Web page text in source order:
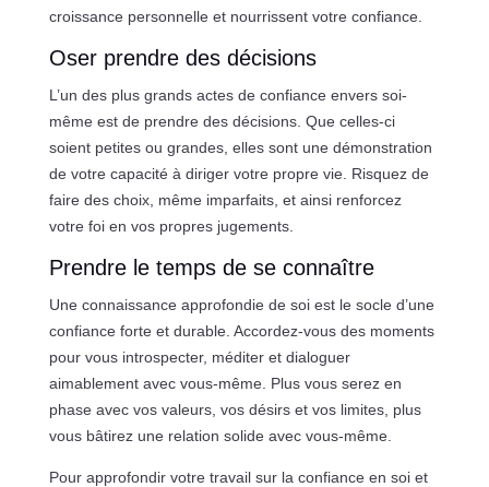
croissance personnelle et nourrissent votre confiance.
Oser prendre des décisions
L’un des plus grands actes de confiance envers soi-
même est de prendre des décisions. Que celles-ci
soient petites ou grandes, elles sont une démonstration
de votre capacité à diriger votre propre vie. Risquez de
faire des choix, même imparfaits, et ainsi renforcez
votre foi en vos propres jugements.
Prendre le temps de se connaître
Une connaissance approfondie de soi est le socle d’une
confiance forte et durable. Accordez-vous des moments
pour vous introspecter, méditer et dialoguer
aimablement avec vous-même. Plus vous serez en
phase avec vos valeurs, vos désirs et vos limites, plus
vous bâtirez une relation solide avec vous-même.
Pour approfondir votre travail sur la confiance en soi et